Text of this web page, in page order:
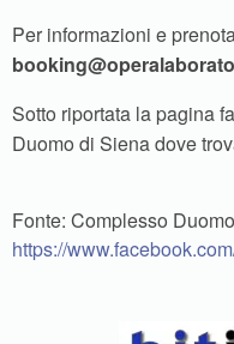
Per informazioni e
Sotto riportata la pagina
Duomo di Siena dove
Fonte: Complesso
https://